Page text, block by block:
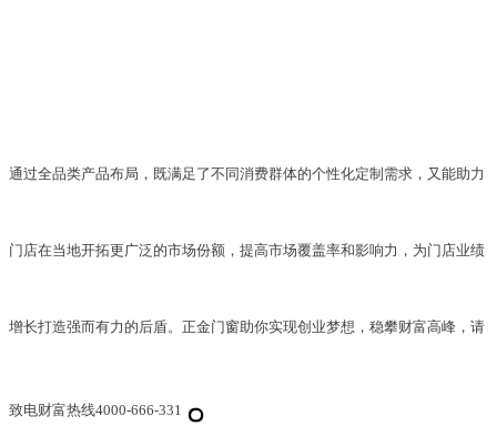
通过全品类产品布局，既满足了不同消费群体的个性化定制需求，又能助力
门店在当地开拓更广泛的市场份额，提高市场覆盖率和影响力，为门店业绩
增长打造强而有力的后盾。 正金门窗助你实现创业梦想，稳攀财富高峰，请
致电财富热线4000-666-331 。